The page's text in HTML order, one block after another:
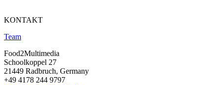
KONTAKT
Team
Food2Multimedia
Schoolkoppel 27
21449 Radbruch, Germany
+49 4178 244 9797